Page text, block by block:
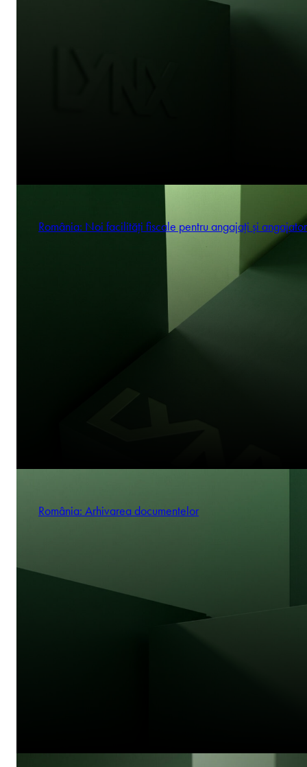
România: Noi facilități fiscale pentru angajați și
România: Arhivarea documentelor